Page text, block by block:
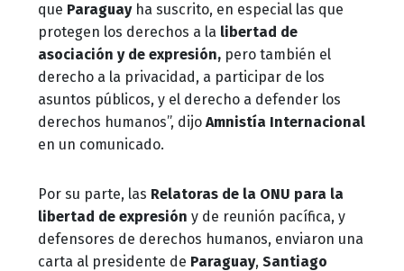
que Paraguayha suscrito, en especial las que
protegen los derechos a la libertad de
asociación y de expresión, pero también el
derecho a la privacidad, a participar de los
asuntos públicos, y el derecho a defender los
derechos humanos”, dijo Amnistía Internacional
en un comunicado.
Por su parte, las Relatoras de la ONU para la
libertad de expresión y de reunión pacífica, y
defensores de derechos humanos, enviaron una
carta al presidente de Paraguay, Santiago